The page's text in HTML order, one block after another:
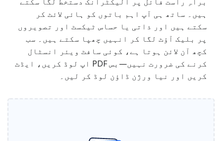
ہیں۔ ساتھ ہی آپ اہم باتوں کو ہائی لائٹ کر
سکتے ہیں اور ذاتی یا حساس ٹیکسٹ اور تصویروں
پر بلیک آؤٹ لگا کر انہیں چھپا سکتے ہیں۔ سب
کچھ آن لائن ہوتا ہے، کوئی سافٹ ویئر انسٹال
کرنے کی ضرورت نہیں—بس PDF اپ لوڈ کریں، ایڈٹ
کریں اور نیا ورژن ڈاؤن لوڈ کر لیں۔